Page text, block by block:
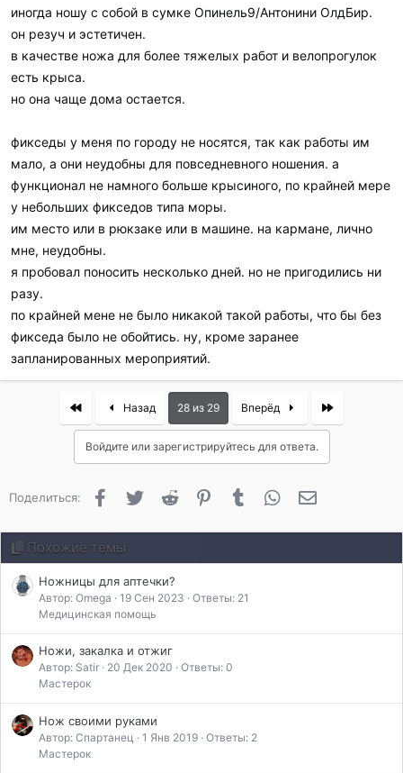
иногда ношу с собой в сумке Опинель9/Антонини ОлдБир.
он резуч и эстетичен.
в качестве ножа для более тяжелых работ и велопрогулок
есть крыса.
но она чаще дома остается.
фикседы у меня по городу не носятся, так как работы им
мало, а они неудобны для повседневного ношения. а
функционал не намного больше крысиного, по крайней мере
у небольших фикседов типа моры.
им место или в рюкзаке или в машине. на кармане, лично
мне, неудобны.
я пробовал поносить несколько дней. но не пригодились ни
разу.
по крайней мене не было никакой такой работы, что бы без
фикседа было не обойтись. ну, кроме заранее
запланированных мероприятий.
First Назад 28 из 29 Вперёд Last
Войдите или зарегистрируйтесь для ответа.
Поделиться: FacebookTwitter Reddit PinterestTumblr WhatsApp
Похожие темы
Ножницы для аптечки?
Автор: Omega 19 Сен 2023
Ответы: 21
Медицинская помощь
Ножи, закалка и отжиг
Автор: Satir 20 Дек 2020
Ответы: 0
Мастерок
Нож своими руками
Автор: Спартанец 1 Янв 2019 Ответы: 2
Мастерок